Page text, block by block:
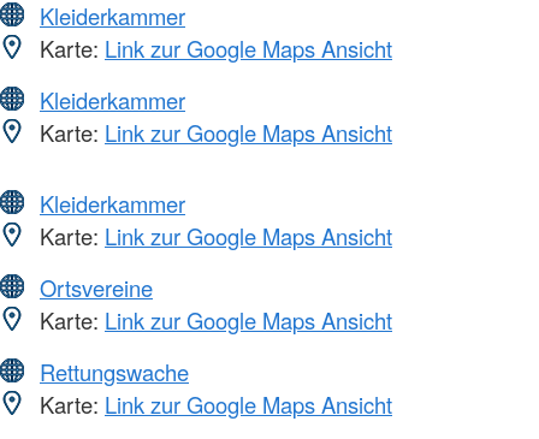
Kleiderkammer
Karte: Link zur Google Maps Ansicht
Kleiderkammer
Karte: Link zur Google Maps Ansicht
Kleiderkammer
Karte: Link zur Google Maps Ansicht
Ortsvereine
Karte: Link zur Google Maps Ansicht
Rettungswache
Karte: Link zur Google Maps Ansicht